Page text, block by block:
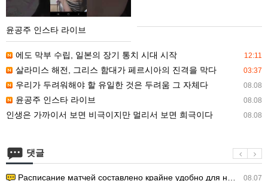
라
이
윤공주 인스타 라이브
12:11
에도 막부 수립, 일본의 장기 통치 시대 시작
03:37
살라미스 해전, 그리스 함대가 페르시아의 진격을 막다
08.08
우리가 두려워해야 할 유일한 것은 두려움 그 자체다
08.08
윤공주 인스타 라이브
08.08
인생은 가까이서 보면 비극이지만 멀리서 보면 희극이다
댓글
08.07
Расписание матчей составлено крайне удобно для нашего часово…